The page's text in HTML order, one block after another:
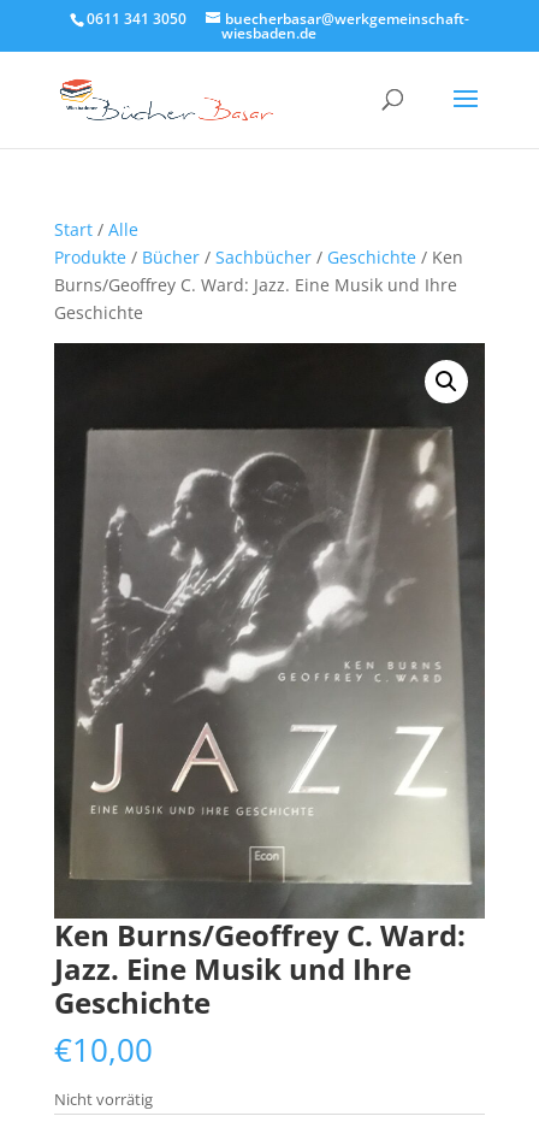
0611 341 3050 buecherbasar@werkgemeinschaft-
wiesbaden.de
Start/ Alle
Produkte/ Bücher/ Sachbücher/ Geschichte/ Ken
Burns/Geoffrey C. Ward: Jazz. Eine Musik und Ihre
Geschichte
Ken Burns/Geoffrey C. Ward:
Jazz. Eine Musik und Ihre
Geschichte
€10,00
Nicht vorrätig